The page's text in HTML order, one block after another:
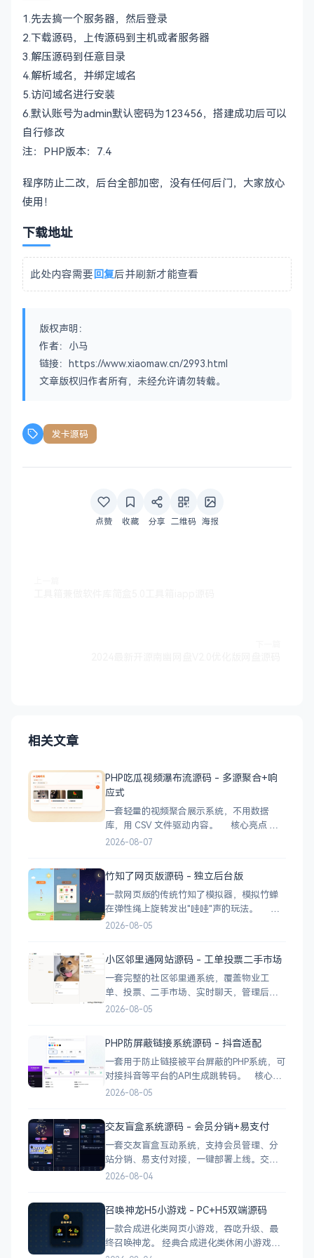
1.先去搞一个服务器，然后登录
2.下载源码，上传源码到主机或者服务器
3.解压源码到任意目录
4.解析域名，并绑定域名
5.访问域名进行安装
6.默认账号为admin默认密码为123456，搭建成功后可以
自行修改
注：PHP版本：7.4
程序防止二改，后台全部加密，没有任何后门，大家放心
使用！
下载地址
此处内容需要回复后并刷新才能查看
版权声明：
作者：小马
链接：https://www.xiaomaw.cn/2993.html
文章版权归作者所有，未经允许请勿转载。
发卡源码
点赞 收藏 分享 二维码 海报
相关文章
PHP吃瓜视频瀑布流源码 - 多源聚合+响
应式
一套轻量的视频聚合展示系统，不用数据
库，用 CSV 文件驱动内容。 核心亮点
CSV 驱动：不用配数据库，编
示：移动端 2 列 → 平板 3 列 → 桌面 4~5
2026-08-07
竹知了网页版源码 - 独立后台版
一款网页版的传统竹知了模拟器，模拟竹蝉
在弹性绳上旋转发出"哇哇"声的玩法。 核
心功能 网页版运行，无需下载 独立后台管
2026-08-05
小区邻里通网站源码 - 工单投票二手市场
一套完整的社区邻里通系统，覆盖物业工
单、投票、二手市场、实时聊天，管理后台
一应俱全。 前台功能 九宫格快捷菜单 +
情 小区投票：发起/参与/查看结果 邻里社区
2026-08-05
PHP防屏蔽链接系统源码 - 抖音适配
一套用于防止链接被平台屏蔽的PHP系统，可
对接抖音等平台的API生成跳转码。 核心功
能 多域名池智能切换，降低被拦截概率 对接
分析报表 技术栈 后端：PHP
2026-08-05
交友盲盒系统源码 - 会员分销+易支付
一套交友盲盒互动系统，支持会员管理、分
站分销、易支付对接，一键部署上线。交友
盲盒系统源码，支持会员系统、多商户分
建。 核心功能 会员系统：自定义价格、会
员等级 分销系统：代理商机制、佣金
2026-08-04
召唤神龙H5小游戏 - PC+H5双端源码
一款合成进化类网页小游戏，吞吃升级、最
终召唤神龙。 经典合成进化类休闲小游戏，